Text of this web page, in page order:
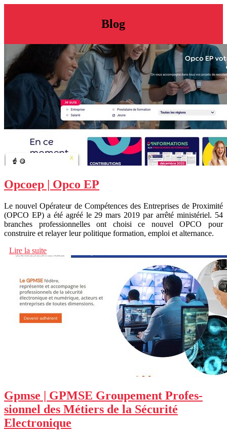
Blog
Opcoep | Opco EP
Le nouvel Opérateur de Compétences des Entreprises de Proximité
(OPCO EP) a été agréé le 29 mars 2019 par arrêté ministériel. 54
branches professionnelles ont choisi ce nouvel OPCO pour
construire et relayer leur politique formation, emploi et alternance.
Lire la suite
Gpmse | GPMSE Groupement Profes­
sion­nel des Métiers de la Sécurité
Electroni­que